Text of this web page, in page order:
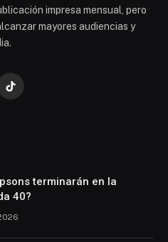
impresa mensual, pero
mayores audiencias y
TikTok
terminarán en la
40?